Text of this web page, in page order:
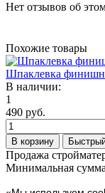
Нет отзывов об
Похожие товары
Шпаклевка
В наличии:
1
490 руб.
В корзину
Продажа
Минимальная сумма